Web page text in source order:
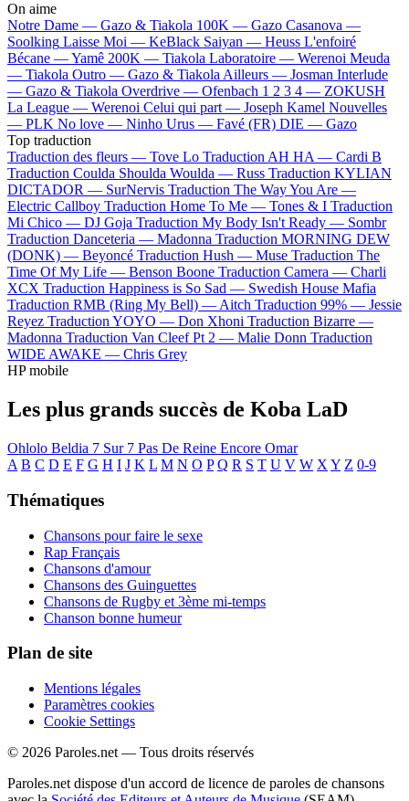
On aime
Notre Dame — Gazo & Tiakola 100K — Gazo Casanova —
Soolking Laisse Moi — KeBlack Saiyan — Heuss L'enfoiré
Bécane —Yamê 200K — Tiakola Laboratoire — Werenoi Meuda
— Tiakola Outro — Gazo & TiakolaAilleurs — Josman Interlude
— Gazo & Tiakola Overdrive — Ofenbach 1 2 3 4 — ZOKUSH
La League — Werenoi Celui qui part — Joseph Kamel Nouvelles
— PLK No love — Ninho Urus — Favé (FR) DIE — Gazo
Top traduction
Traduction des fleurs — Tove Lo Traduction AH HA — Cardi B
Traduction Coulda Shoulda Woulda — Russ Traduction KYLIAN
DICTADOR — SurNervis Traduction The Way You Are —
Electric Callboy Traduction Home To Me — Tones & I Traduction
Mi Chico — DJ Goja Traduction My Body Isn't Ready — Sombr
Traduction Danceteria — Madonna Traduction MORNING DEW
(DONK) — Beyoncé Traduction Hush — Muse Traduction The
Time Of My Life — Benson Boone Traduction Camera — Charli
XCX Traduction Happiness is So Sad — Swedish House Mafia
Traduction RMB (Ring My Bell) —Aitch Traduction 99% — Jessie
Reyez Traduction YOYO — Don Xhoni Traduction Bizarre —
Madonna Traduction Van Cleef Pt 2 — Malie Donn Traduction
WIDE AWAKE — Chris Grey
HP mobile
Les plus grands succès de Koba LaD
Ohlolo Beldia 7 Sur 7 Pas De Reine Encore Omar
A B C D E F G H I J K L M N O P Q R S T U V W X Y Z 0-9
Thématiques
Chansons pour faire le sexe
Rap Français
Chansons d'amour
Chansons des Guinguettes
Chansons de Rugby et 3ème mi-temps
Chanson bonne humeur
Plan de site
Mentions légales
Paramètres cookies
Cookie Settings
© 2026 Paroles.net — Tous droits réservés
Paroles.net dispose d'un accord de licence de paroles de chansons